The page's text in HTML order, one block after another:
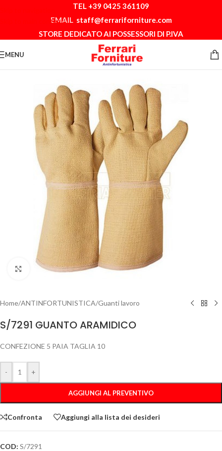
Skip to main content
TEL +39 0425 361109
EMAIL staff@ferrariforniture.com
STORE DEDICATO AI POSSESSORI DI P.IVA
MENU
Clicca per ingrandire
Home/ANTINFORTUNISTICA/Guanti lavoro
S/7291 GUANTO ARAMIDICO
CONFEZIONE 5 PAIA TAGLIA 10
- +
AGGIUNGI AL PREVENTIVO
Confronta Aggiungi alla lista dei desideri
COD: S/7291